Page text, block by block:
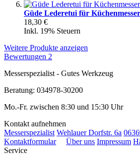
Güde Lederetui für
18,30 €
Inkl. 19% Steuern
Weitere Produkte anzeigen
Bewertungen 2
Messerspezialist - Gutes Werkzeug
Beratung: 034978-30200
Mo.-Fr. zwischen 8:30 und 15:30 Uhr
Kontakt aufnehmen
Messerspezialist Wehlauer Dorfstr. 6a
Kontaktformular
Über uns Impressum
Service